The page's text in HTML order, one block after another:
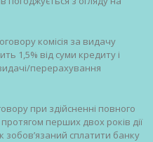
комісія за видачу
1,5% від суми кредиту і
перерахування
при здійсненні повного
перших двох років дії
сплатити банку